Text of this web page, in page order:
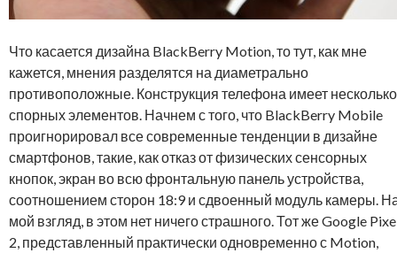
Что касается дизайна BlackBerry Motion, то тут, как мне
кажется, мнения разделятся на диаметрально
противоположные. Конструкция телефона имеет несколько
спорных элементов. Начнем с того, что BlackBerry Mobile
проигнорировал все современные тенденции в дизайне
смартфонов, такие, как отказ от физических сенсорных
кнопок, экран во всю фронтальную панель устройства,
соотношением сторон 18:9 и сдвоенный модуль камеры.
мой взгляд, в этом нет ничего страшного. Тот же Google
2, представленный практически одновременно с Motion,